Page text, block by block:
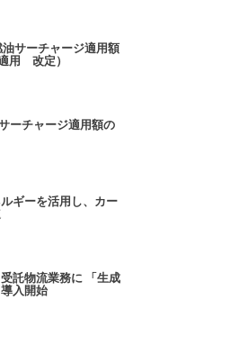
サーチャージ適用額
用 改定）
ーチャージ適用額の
ギーを活用し、カー
託物流業務に 「生成
入開始